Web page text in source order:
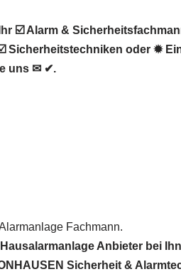
☑️ Alarm &
Sicherheitstechniken oder ✹
uns ✉ ✔.
Alarmanlage Fachmann.
Anbieter bei
Sicherheit &